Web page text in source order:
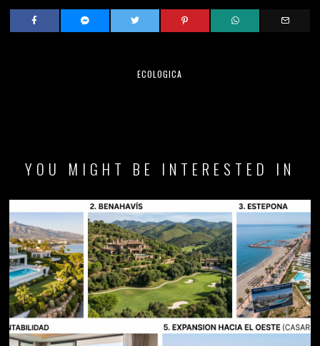
ECOLOGICA
YOU MIGHT BE INTERESTED IN